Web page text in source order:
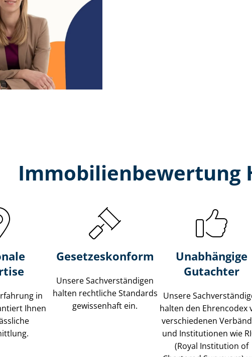
Immobilien­bewertung
in
Ihnen
Gesetzes­konform
Unsere Sach­ver­stän­di­gen
halten rechtliche Standards
gewissenhaft ein.
Unabhängige
Gutachter
Unsere
halten den Ehrencodex
verschiedenen
und Institutionen wie
(Royal Institution of